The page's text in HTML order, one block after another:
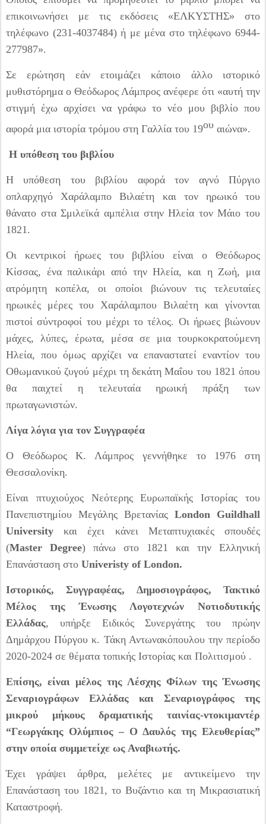
επικοινωνήσει με τις εκδόσεις «ΕΛΚΥΣΤΗΣ» στο
τηλέφωνο (231-4037484) ή με μένα στο τηλέφωνο 6944-
277987».
Σε ερώτηση εάν ετοιμάζει κάποιο άλλο ιστορικό
μυθιστόρημα ο Θεόδωρος Λάμπρος ανέφερε ότι «αυτή την
στιγμή έχω αρχίσει να γράφω το νέο μου βιβλίο που
αφορά μια ιστορία τρόμου στη Γαλλία του 19ου αιώνα».
Η υπόθεση του βιβλίου
Η υπόθεση του βιβλίου αφορά τον αγνό Πύργιο
οπλαρχηγό Χαράλαμπο Βιλαέτη και τον ηρωικό του
θάνατο στα Σμιλεϊκά αμπέλια στην Ηλεία τον Μάιο του
1821.
Οι κεντρικοί ήρωες του βιβλίου είναι ο Θεόδωρος
Κίσσας, ένα παλικάρι από την Ηλεία, και η Ζωή, μια
ατρόμητη κοπέλα, οι οποίοι βιώνουν τις τελευταίες
ηρωικές μέρες του Χαράλαμπου Βιλαέτη και γίνονται
πιστοί σύντροφοί του μέχρι το τέλος. Οι ήρωες βιώνουν
μάχες, λύπες, έρωτα, μέσα σε μια τουρκοκρατούμενη
Ηλεία, που όμως αρχίζει να επαναστατεί εναντίον του
Οθωμανικού ζυγού μέχρι τη δεκάτη Μαΐου του 1821 όπου
θα παιχτεί η τελευταία ηρωική πράξη των
πρωταγωνιστών.
Λίγα λόγια για τον Συγγραφέα
Ο Θεόδωρος Κ. Λάμπρος γεννήθηκε το 1976 στη
Θεσσαλονίκη.
Είναι πτυχιούχος Νεότερης Ευρωπαϊκής Ιστορίας του
Πανεπιστημίου Μεγάλης Βρετανίας London Guildhall
University και έχει κάνει Μεταπτυχιακές σπουδές
(Master Degree) πάνω στο 1821 και την Ελληνική
Επανάσταση στο Univeristy of London.
Ιστορικός, Συγγραφέας, Δημοσιογράφος, Τακτικό
Μέλος της Ένωσης Λογοτεχνών Νοτιοδυτικής
Ελλάδας, υπήρξε Ειδικός Συνεργάτης του πρώην
Δημάρχου Πύργου κ. Τάκη Αντωνακόπουλου την περίοδο
2020-2024 σε θέματα τοπικής Ιστορίας και Πολιτισμού .
Επίσης, είναι μέλος της Λέσχης Φίλων της Ένωσης
Σεναριογράφων Ελλάδας και Σεναριογράφος της
μικρού μήκους δραματικής ταινίας-ντοκιμαντέρ
“Γεωργάκης Ολύμπιος – Ο Δαυλός της Ελευθερίας”
στην οποία συμμετείχε ως Αναβιωτής.
Έχει γράψει άρθρα, μελέτες με αντικείμενο την
Επανάσταση του 1821, το Βυζάντιο και τη Μικρασιατική
Καταστροφή.